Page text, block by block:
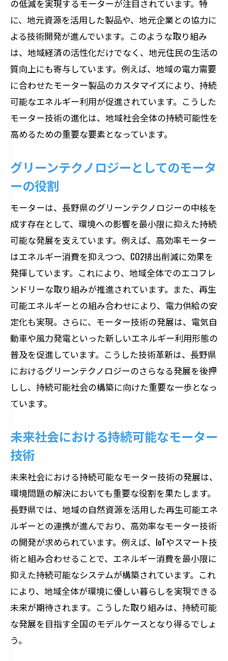
の低減を実現するモーターが注目されています。特
に、地元資源を活用した製品や、地元企業との協力に
よる技術開発が進んでいます。このような取り組み
は、地域経済の活性化だけでなく、地元住民の生活の
質向上にも寄与しています。例えば、地域の電力需要
に合わせたモーター製品のカスタマイズにより、持続
可能なエネルギー利用が促進されています。こうした
モーター技術の進化は、地域社会全体の持続可能性を
高めるための重要な要素となっています。
グリーンテクノロジーとしてのモータ
ーの役割
モーターは、長野県のグリーンテクノロジーの中核を
成す存在として、環境への影響を最小限に抑えた持続
可能な発展を支えています。例えば、高効率モーター
はエネルギー消費を抑えつつ、CO2排出削減に効果を
発揮しています。これにより、地域全体でのエコフレ
ンドリーな取り組みが推進されています。また、再生
可能エネルギーとの組み合わせにより、電力供給の安
定化も実現。さらに、モーター技術の発展は、電気自
動車や風力発電といった新しいエネルギー利用形態の
普及を促進しています。こうした技術革新は、長野県
におけるグリーンテクノロジーのさらなる発展を後押
しし、持続可能社会の構築に向けた重要な一歩となっ
ています。
未来社会における持続可能なモーター
技術
未来社会における持続可能なモーター技術の発展は、
環境問題の解決においても重要な役割を果たします。
長野県では、地域の自然資源を活用した再生可能エネ
ルギーとの連携が進んでおり、高効率なモーター技術
の開発が求められています。例えば、IoTやスマート技
術と組み合わせることで、エネルギー消費を最小限に
抑えた持続可能なシステムが構築されています。これ
により、地域全体が環境に優しい暮らしを実現できる
未来が期待されます。こうした取り組みは、持続可能
な発展を目指す全国のモデルケースとなり得るでしょ
う。